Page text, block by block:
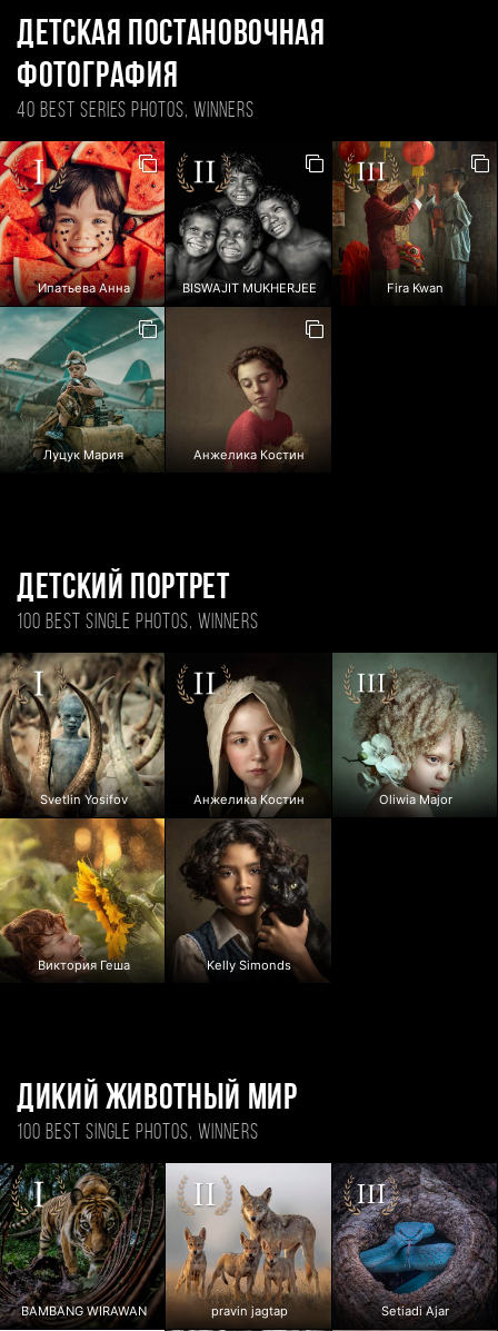
Детская постановочная
фотография
40 BEST SERIES PHOTOS, WINNERS
Ипатьева Анна BISWAJIT MUKHERJEE Fira Kwan
Луцук Мария Анжелика Костин
Детский портрет
100 BEST SINGLE PHOTOS, WINNERS
Svetlin Yosifov Анжелика Костин Oliwia Major
Виктория Геша Kelly Simonds
Дикий животный мир
100 BEST SINGLE PHOTOS, WINNERS
BAMBANG WIRAWAN pravin jagtap Setiadi Ajar